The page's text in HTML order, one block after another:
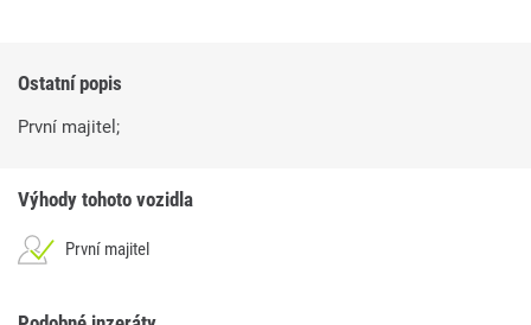
Ostatní popis
První majitel;
Výhody tohoto vozidla
První majitel